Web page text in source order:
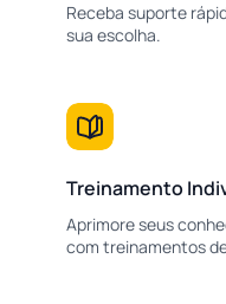
Receba suporte
sua escolha.
Treinamento
Aprimore seus
com treinamentos